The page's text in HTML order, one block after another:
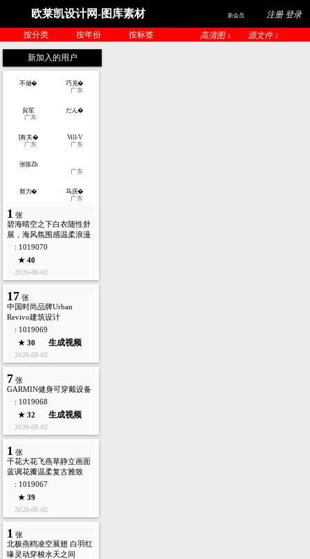
欧莱凯设计网-图库素材 新会员 注册 登录
按分类 按年份 按标签 高清图 ↓ 源文件 ↓
新加入的用户
不做�
巧克�
广东
貟笙
广东
だん�
[有关�
广东
Vill-V
广东
张張Zh
广东
努力�
马庆�
广东
1 张
碧海晴空之下白衣随性舒
展，海风氛围感温柔浪漫
: 1019070
★ 40
2026-08-02
17 张
中国时尚品牌Urban
Revivo建筑设计
: 1019069
★ 30
生成视频
2026-08-02
7 张
GARMIN健身可穿戴设备
: 1019068
★ 32
生成视频
2026-08-02
1 张
干花大花飞燕草静立画面
蓝调花瓣温柔复古雅致
: 1019067
★ 39
2026-08-02
1 张
北极燕鸥凌空展翅 白羽红
喙灵动穿梭水天之间